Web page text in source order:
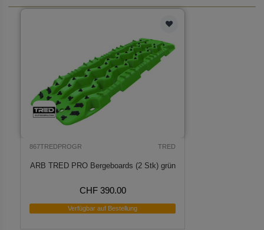
867TREDPROGR TRED
ARB TRED PRO Bergeboards (2 Stk) grün
CHF 390.00
Verfügbar auf Bestellung